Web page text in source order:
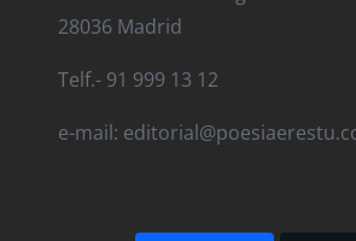
28036 Madrid
Telf.- 91 999 13 12
e-mail: